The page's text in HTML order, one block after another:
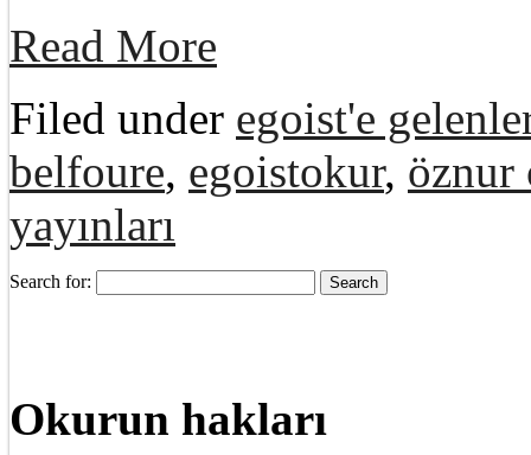
Read More
Filed under egoist'e
belfoure, egoistokur, öznur
yayınları
Search for:
Okurun hakları